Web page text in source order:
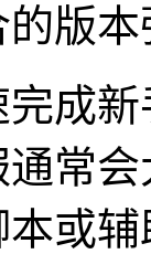
版
成
常
或